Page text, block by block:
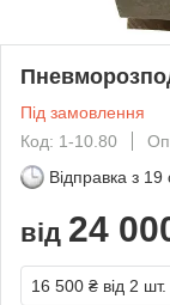
Під замовлення
Код: 1-10.80
Відправка з 19
від 24
16 500 ₴ від 2 шт.